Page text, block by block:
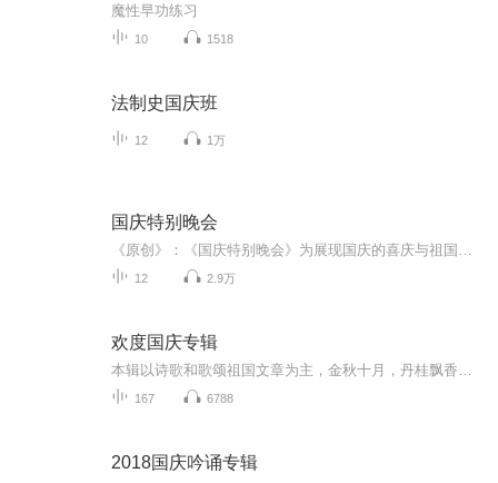
魔性早功练习
10 1518
法制史国庆班
12 1万
国庆特别晚会
12 2.9万
欢度国庆专辑
167 6788
2018国庆吟诵专辑